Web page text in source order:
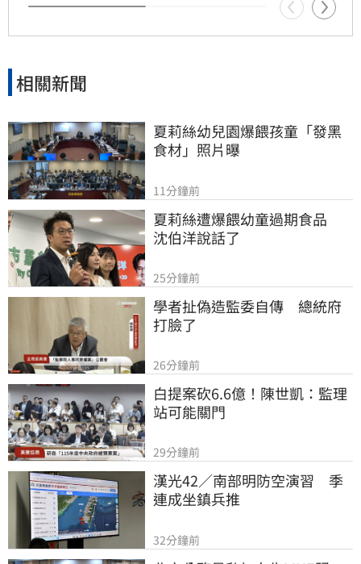
相關新聞
夏莉絲幼兒園爆餵孩童「發黑
食材」照片曝
11分鐘前
夏莉絲遭爆餵幼童過期食品
沈伯洋說話了
25分鐘前
學者扯偽造監委自傳　總統府
打臉了
26分鐘前
白提案砍6.6億！陳世凱：監理
站可能關門
29分鐘前
漢光42／南部明防空演習　季
連成坐鎮兵推
32分鐘前